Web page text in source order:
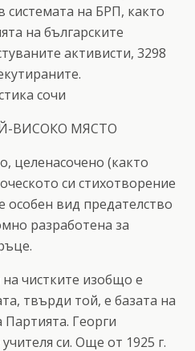
системата на БРП, както
на българските
активисти, 3298
сочи
ВИСОКО МЯСТО
целенасочено (както
си стихотворение
особен вид предателство
разработена за
чистките изобщо е
твърди той, е базата на
Георги
си. Още от 1925 г.